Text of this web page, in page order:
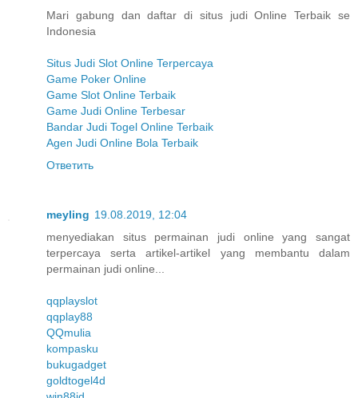
Mari gabung dan daftar di situs judi Online Terbaik se
Indonesia
Situs Judi Slot Online Terpercaya
Game Poker Online
Game Slot Online Terbaik
Game Judi Online Terbesar
Bandar Judi Togel Online Terbaik
Agen Judi Online Bola Terbaik
Ответить
meyling 19.08.2019, 12:04
menyediakan situs permainan judi online yang sangat
terpercaya serta artikel-artikel yang membantu dalam
permainan judi online...
qqplayslot
qqplay88
QQmulia
kompasku
bukugadget
goldtogel4d